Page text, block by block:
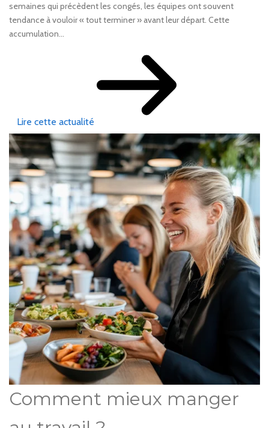
semaines qui précèdent les congés, les équipes ont souvent
tendance à vouloir « tout terminer » avant leur départ. Cette
accumulation...
Lire cette actualité
Comment mieux manger